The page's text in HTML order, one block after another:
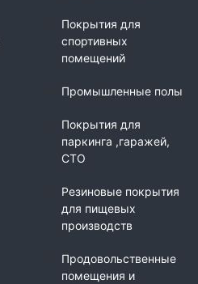
Покрытия для
спортивных
помещений
Промышленные полы
Покрытия для
паркинга ,гаражей,
СТО
Резиновые покрытия
для пищевых
производств
Продовольственные
помещения и